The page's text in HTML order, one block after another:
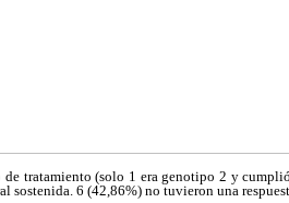
tratamiento (solo 1 era genotipo 2 y
sostenida. 6 (42,86%) no tuvieron una